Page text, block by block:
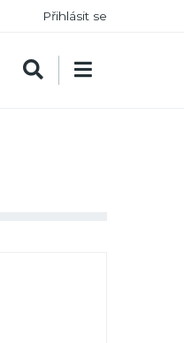
Přihlásit se